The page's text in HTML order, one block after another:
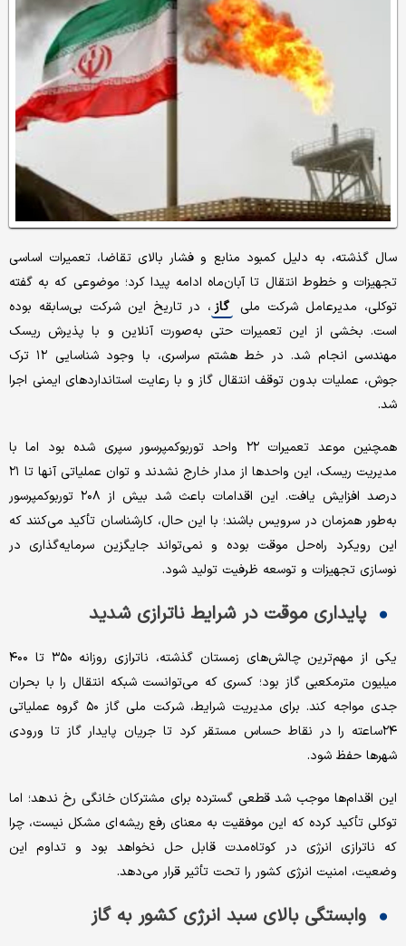
سال گذشته، به دلیل کمبود منابع و فشار بالای تقاضا، تعمیرات اساسی
تجهیزات و خطوط انتقال تا آبان‌ماه ادامه پیدا کرد؛ موضوعی که به گفته
توکلی، مدیرعامل شرکت ملی
گاز ، در تاریخ این شرکت بی‌سابقه بوده
است. بخشی از این تعمیرات حتی به‌صورت آنلاین و با پذیرش ریسک
مهندسی انجام شد. در خط هشتم سراسری، با وجود شناسایی ۱۲ ترک
جوش، عملیات بدون توقف انتقال گاز و با رعایت استانداردهای ایمنی اجرا
شد.
همچنین موعد تعمیرات ۲۲ واحد توربوکمپرسور سپری شده بود اما با
مدیریت ریسک، این واحدها از مدار خارج نشدند و توان عملیاتی آنها تا ۲۱
درصد افزایش یافت. این اقدامات باعث شد بیش از ۲۰۸ توربوکمپرسور
به‌طور همزمان در سرویس باشند؛ با این حال، کارشناسان تأکید می‌کنند که
این رویکرد راه‌حل موقت بوده و نمی‌تواند جایگزین سرمایه‌گذاری در
نوسازی تجهیزات و توسعه ظرفیت تولید شود.
پایداری موقت در شرایط ناترازی شدید
یکی از مهم‌ترین چالش‌های زمستان گذشته، ناترازی روزانه ۳۵۰ تا ۴۰۰
میلیون مترمکعبی گاز بود؛ کسری‌ که می‌توانست شبکه انتقال را با بحران
جدی مواجه کند. برای مدیریت شرایط، شرکت ملی گاز ۵۰ گروه عملیاتی
۲۴ساعته را در نقاط حساس مستقر کرد تا جریان پایدار گاز تا ورودی
شهرها حفظ شود.
این اقدام‌ها موجب شد قطعی گسترده برای مشترکان خانگی رخ ندهد؛ اما
توکلی تأکید کرده که این موفقیت به معنای رفع ریشه‌ای مشکل نیست، چرا
که ناترازی انرژی در کوتاه‌مدت قابل حل نخواهد بود و تداوم این
وضعیت، امنیت انرژی کشور را تحت تأثیر قرار می‌دهد.
وابستگی بالای سبد انرژی کشور به گاز